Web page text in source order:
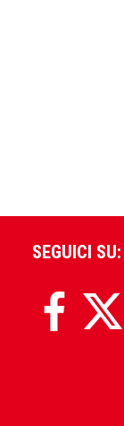
SEGUICI SU: